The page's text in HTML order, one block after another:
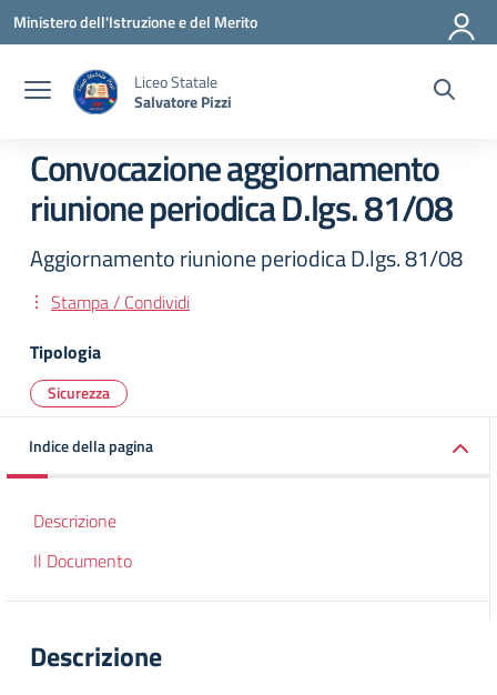
Vai ai contenuti
Vai al menu di navigazione
Vai al footer
Ministero dell'Istruzione e del Merito
Liceo Statale
Salvatore Pizzi
Convocazione aggiornamento
riunione periodica D.lgs. 81/08
Aggiornamento riunione periodica D.lgs. 81/08
Stampa / Condividi
Tipologia
Sicurezza
Indice della pagina
Descrizione
Il Documento
Descrizione